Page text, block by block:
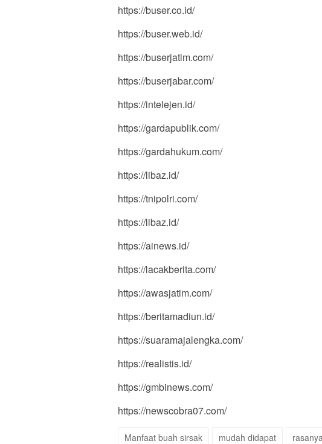
https://buser.co.id/
https://buser.web.id/
https://buserjatim.com/
https://buserjabar.com/
https://intelejen.id/
https://gardapublik.com/
https://gardahukum.com/
https://libaz.id/
https://tnipolri.com/
https://libaz.id/
https://ainews.id/
https://lacakberita.com/
https://awasjatim.com/
https://beritamadiun.id/
https://suaramajalengka.com/
https://realistis.id/
https://gmbinews.com/
https://newscobra07.com/
Manfaat buah sirsak mudah didapat